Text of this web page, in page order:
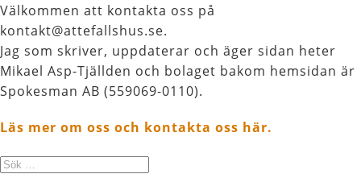
Välkommen att kontakta oss på
kontakt@attefallshus.se.
Jag som skriver, uppdaterar och äger sidan heter
Mikael Asp-Tjällden och bolaget bakom hemsidan är
Spokesman AB (559069-0110).
Läs mer om oss och kontakta oss här.